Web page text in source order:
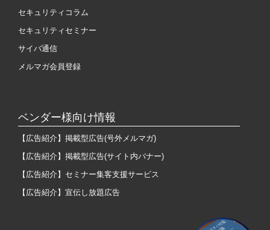
セキュリティコラム
セキュリティセミナー
サイバ通信
メルマガ会員登録
ベンダー様向け情報
【広告紹介】掲載型広告(号外メルマガ)
【広告紹介】掲載型広告(サイト内バナー)
【広告紹介】セミナー集客支援サービス
【広告紹介】宣伝し放題広告